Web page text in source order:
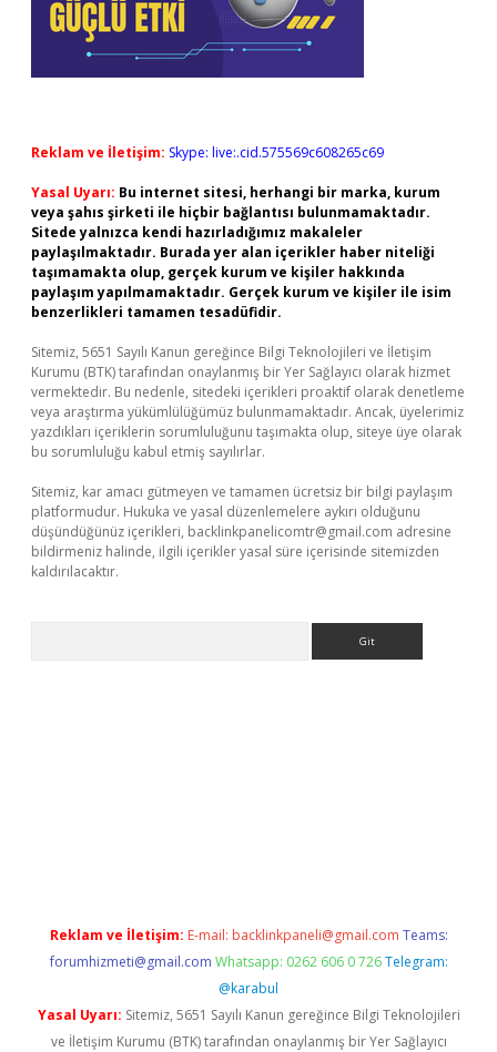
Reklam ve İletişim: Skype: live:.cid.575569c608265c69
Yasal Uyarı: Bu internet sitesi, herhangi bir marka, kurum
veya şahıs şirketi ile hiçbir bağlantısı bulunmamaktadır.
Sitede yalnızca kendi hazırladığımız makaleler
paylaşılmaktadır. Burada yer alan içerikler haber niteliği
taşımamakta olup, gerçek kurum ve kişiler hakkında
paylaşım yapılmamaktadır. Gerçek kurum ve kişiler ile isim
benzerlikleri tamamen tesadüfidir.
Sitemiz, 5651 Sayılı Kanun gereğince Bilgi Teknolojileri ve İletişim
Kurumu (BTK) tarafından onaylanmış bir Yer Sağlayıcı olarak hizmet
vermektedir. Bu nedenle, sitedeki içerikleri proaktif olarak denetleme
veya araştırma yükümlülüğümüz bulunmamaktadır. Ancak, üyelerimiz
yazdıkları içeriklerin sorumluluğunu taşımakta olup, siteye üye olarak
bu sorumluluğu kabul etmiş sayılırlar.
Sitemiz, kar amacı gütmeyen ve tamamen ücretsiz bir bilgi paylaşım
platformudur. Hukuka ve yasal düzenlemelere aykırı olduğunu
düşündüğünüz içerikleri, backlinkpanelicomtr@gmail.com adresine
bildirmeniz halinde, ilgili içerikler yasal süre içerisinde sitemizden
kaldırılacaktır.
Reklam ve İletişim: E-mail: backlinkpaneli@gmail.com Teams:
forumhizmeti@gmail.com Whatsapp: 0262 606 0 726 Telegram:
@karabul
Yasal Uyarı: Sitemiz, 5651 Sayılı Kanun gereğince Bilgi Teknolojileri
ve İletişim Kurumu (BTK) tarafından onaylanmış bir Yer Sağlayıcı